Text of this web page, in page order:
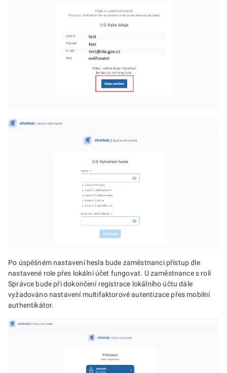
Po úspěšném nastavení hesla bude zaměstnanci přístup dle
nastavené role přes lokální účet fungovat. U zaměstnance s rolí
Správce bude při dokončení registrace lokálního účtu dále
vyžadováno nastavení multifaktorové autentizace přes mobilní
authentikátor.